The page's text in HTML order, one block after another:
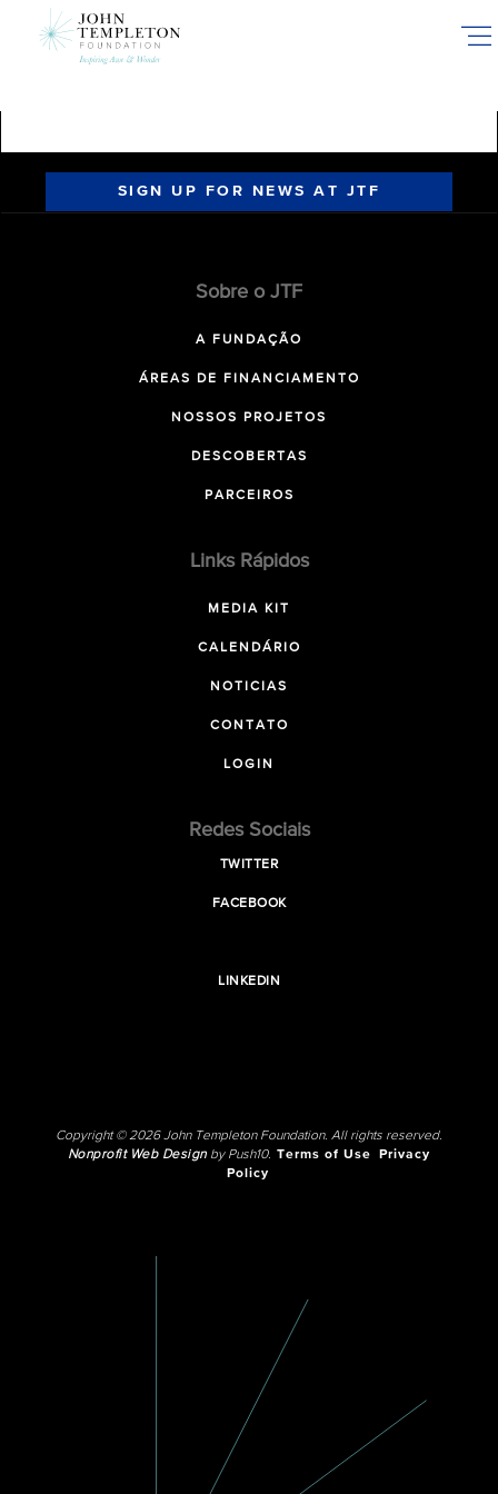
SIGN UP FOR NEWS AT JTF
Sobre o JTF
A FUNDAÇÃO
ÁREAS DE FINANCIAMENTO
NOSSOS PROJETOS
DESCOBERTAS
PARCEIROS
Links Rápidos
MEDIA KIT
CALENDÁRIO
NOTICIAS
CONTATO
LOGIN
Redes Sociais
TWITTER
FACEBOOK
LINKEDIN
Copyright © 2026 John Templeton Foundation. All rights reserved.
Nonprofit Web Designby Push10. Terms of Use
Privacy
Policy